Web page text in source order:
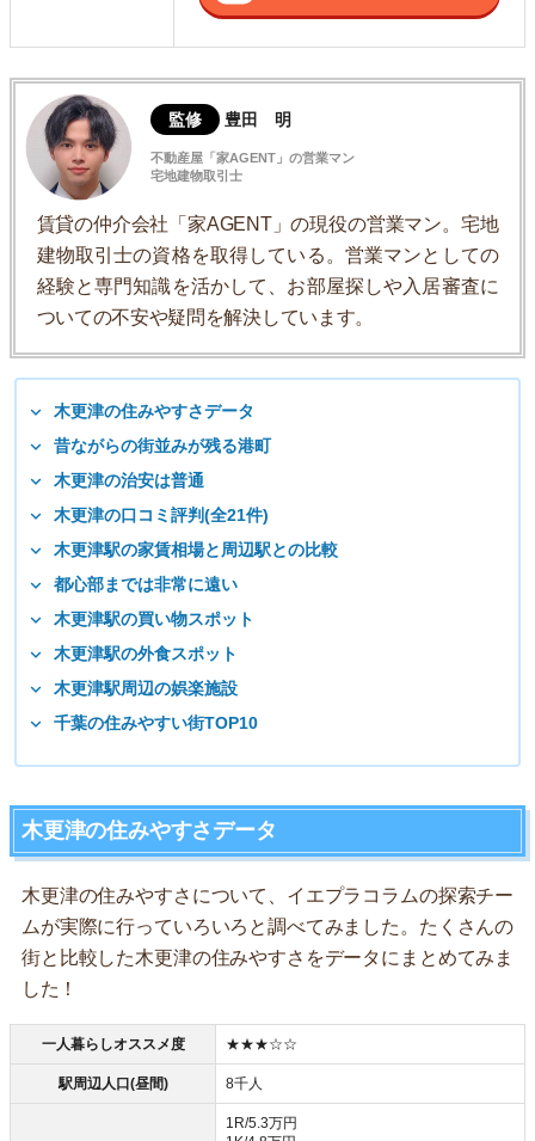
監修 豊田 明
不動産屋「家AGENT」の営業マン
宅地建物取引士
賃貸の仲介会社「家AGENT」の現役の営業マン。宅地
建物取引士の資格を取得している。営業マンとしての
経験と専門知識を活かして、お部屋探しや入居審査に
ついての不安や疑問を解決しています。
木更津の住みやすさデータ
昔ながらの街並みが残る港町
木更津の治安は普通
木更津の口コミ評判(全21件)
木更津駅の家賃相場と周辺駅との比較
都心部までは非常に遠い
木更津駅の買い物スポット
木更津駅の外食スポット
木更津駅周辺の娯楽施設
千葉の住みやすい街TOP10
木更津の住みやすさデータ
木更津の住みやすさについて、イエプラコラムの探索チー
ムが実際に行っていろいろと調べてみました。たくさんの
街と比較した木更津の住みやすさをデータにまとめてみま
した！
一人暮らしオススメ度 ★★★☆☆
駅周辺人口(昼間) 8千人
1R/5.3万円